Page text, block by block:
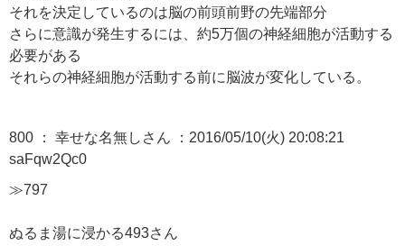
それを決定しているのは脳の前頭前野の先端部分
さらに意識が発生するには、約5万個の神経細胞が活動する
必要がある
それらの神経細胞が活動する前に脳波が変化している。
800 ： 幸せな名無しさん ：2016/05/10(火) 20:08:21
saFqw2Qc0
≫797
ぬるま湯に浸かる493さん